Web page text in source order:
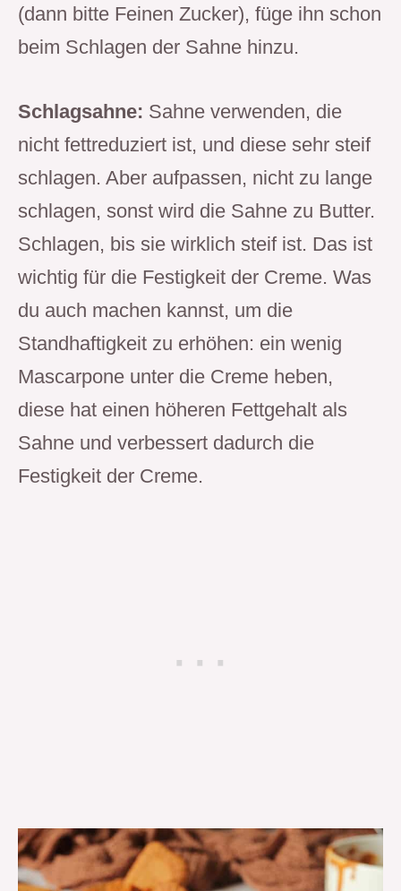
(dann bitte Feinen Zucker), füge ihn schon
beim Schlagen der Sahne hinzu.
Schlagsahne: Sahne verwenden, die
nicht fettreduziert ist, und diese sehr steif
schlagen. Aber aufpassen, nicht zu lange
schlagen, sonst wird die Sahne zu Butter.
Schlagen, bis sie wirklich steif ist. Das ist
wichtig für die Festigkeit der Creme. Was
du auch machen kannst, um die
Standhaftigkeit zu erhöhen: ein wenig
Mascarpone unter die Creme heben,
diese hat einen höheren Fettgehalt als
Sahne und verbessert dadurch die
Festigkeit der Creme.